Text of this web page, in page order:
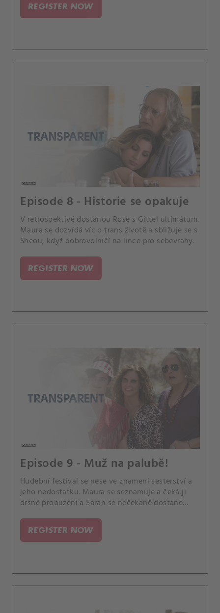
REGISTER NOW
Episode 8 - Historie se opakuje
V retrospektivě dostanou Rose s Gittel ultimátum.
Maura se dozvídá víc o trans životě a sbližuje se s
Sheou, když dobrovolničí na lince pro sebevrahy.
REGISTER NOW
Episode 9 - Muž na palubě!
Hudební festival se nese ve znamení sesterství a
jeho nedostatku. Maura se seznamuje a čeká ji
drsné probuzení a Sarah se nečekaně dostane
REGISTER NOW